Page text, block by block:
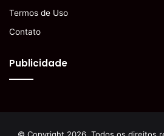
Termos de Uso
Contato
Publicidade
© Copyright 2026, Todos os direitos